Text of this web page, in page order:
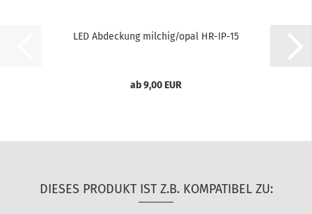
LED Abdeckung milchig/opal HR-IP-15
ab 9,00 EUR
DIESES PRODUKT IST Z.B. KOMPATIBEL ZU: